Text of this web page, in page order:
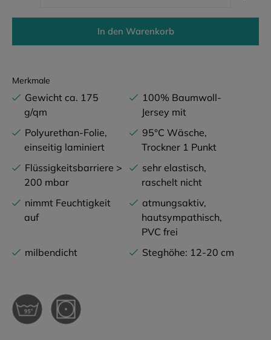
In den Warenkorb
Merkmale
Gewicht ca. 175
g/qm
100% Baumwoll-
Jersey mit
Polyurethan-Folie,
einseitig laminiert
95°C Wäsche,
Trockner 1 Punkt
Flüssigkeitsbarriere >
200 mbar
sehr elastisch,
raschelt nicht
nimmt Feuchtigkeit
auf
atmungsaktiv,
hautsympathisch,
PVC frei
milbendicht
Steghöhe: 12-20 cm